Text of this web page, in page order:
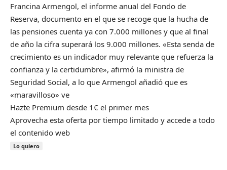
Francina Armengol, el informe anual del Fondo de
Reserva, documento en el que se recoge que la hucha de
las pensiones cuenta ya con 7.000 millones y que al final
de año la cifra superará los 9.000 millones. «Esta senda de
crecimiento es un indicador muy relevante que refuerza la
confianza y la certidumbre», afirmó la ministra de
Seguridad Social, a lo que Armengol añadió que es
«maravilloso» ve
Hazte Premium desde 1€ el primer mes
Aprovecha esta oferta por tiempo limitado y accede a todo
el contenido web
Lo quiero